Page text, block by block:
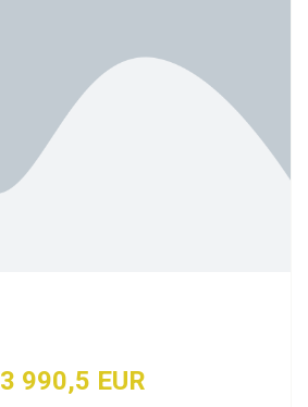
3 990,5 EUR